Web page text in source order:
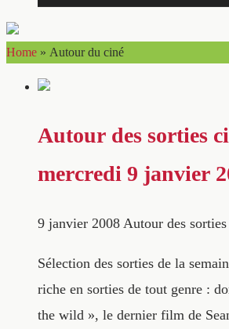
Home » Autour du ciné
Autour des sorties
mercredi 9 janvier
9 janvier 2008 Autour des
Sélection des sorties de la
riche en sorties de tout genre :
the wild », le dernier film de